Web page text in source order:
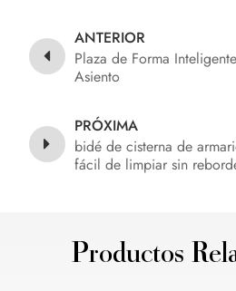
ANTERIOR
Plaza de Forma
Asiento
PRÓXIMA
bidé de cisterna de
fácil de limpiar sin
Productos